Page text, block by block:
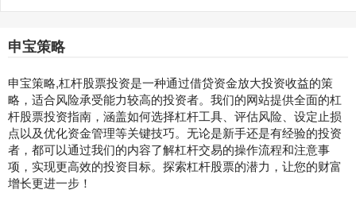
申宝策略
申宝策略,杠杆股票投资是一种通过借贷资金放大投资收益的策
略，适合风险承受能力较高的投资者。我们的网站提供全面的杠
杆股票投资指南，涵盖如何选择杠杆工具、评估风险、设定止损
点以及优化资金管理等关键技巧。无论是新手还是有经验的投资
者，都可以通过我们的内容了解杠杆交易的操作流程和注意事
项，实现更高效的投资目标。探索杠杆股票的潜力，让您的财富
增长更进一步！